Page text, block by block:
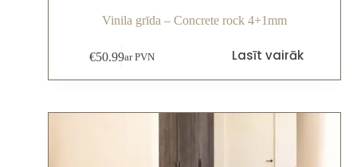
Vinila grīda – Concrete rock 4+1mm
€50.99ar PVN Lasīt vairāk